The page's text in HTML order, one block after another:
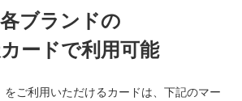
各ブランドの
ードで利用可能
をご利用いただけるカードは、下記のマー